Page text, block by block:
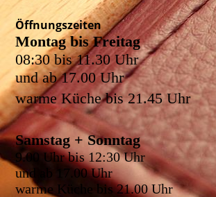
Öffnungszeiten
Montag bis Freitag
08:30 bis 11.30 Uhr
und ab 17.00 Uhr
warme Küche bis 21.45 Uhr
Samstag + Sonntag
9.00 Uhr bis 12:30 Uhr
und ab 17.00 Uhr
warme Küche bis 21.00 Uhr